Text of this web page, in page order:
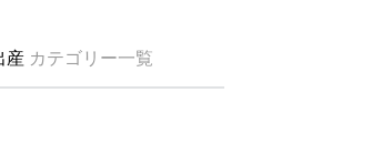
産 カテゴリー一覧